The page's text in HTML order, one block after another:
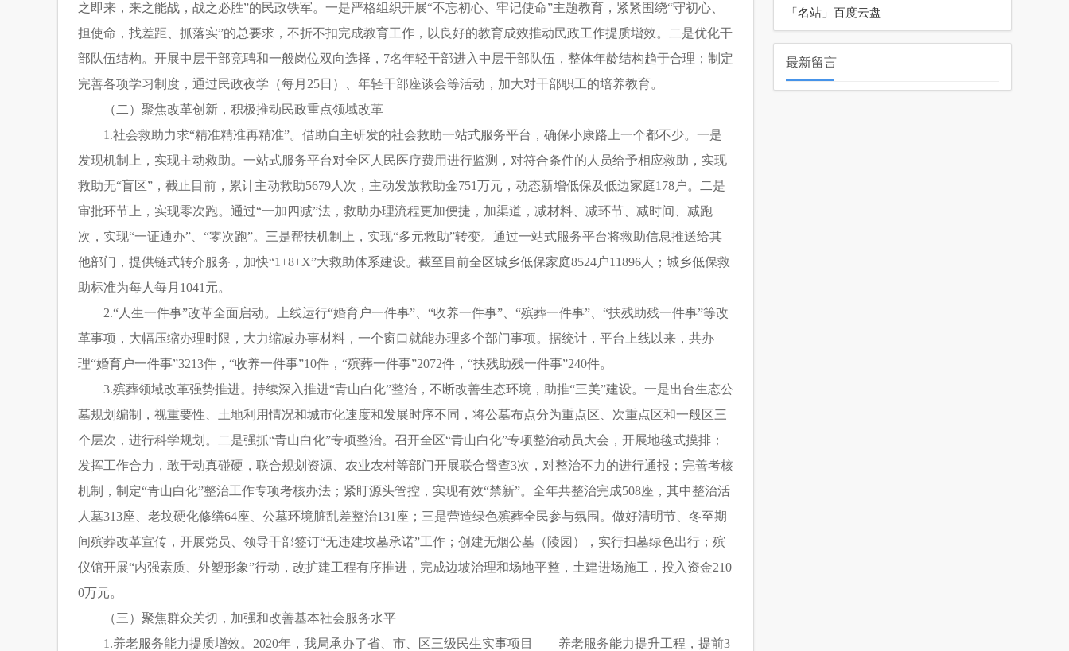
之即来，来之能战，战之必胜”的民政铁军。一是严格组织开展“不忘初心、牢记使命”主题教育，紧紧围绕“守初心、
担使命，找差距、抓落实”的总要求，不折不扣完成教育工作，以良好的教育成效推动民政工作提质增效。二是优化干
部队伍结构。开展中层干部竞聘和一般岗位双向选择，7名年轻干部进入中层干部队伍，整体年龄结构趋于合理；制定
完善各项学习制度，通过民政夜学（每月25日）、年轻干部座谈会等活动，加大对干部职工的培养教育。
（二）聚焦改革创新，积极推动民政重点领域改革
1.社会救助力求“精准精准再精准”。借助自主研发的社会救助一站式服务平台，确保小康路上一个都不少。一是
发现机制上，实现主动救助。一站式服务平台对全区人民医疗费用进行监测，对符合条件的人员给予相应救助，实现
救助无“盲区”，截止目前，累计主动救助5679人次，主动发放救助金751万元，动态新增低保及低边家庭178户。二是
审批环节上，实现零次跑。通过“一加四减”法，救助办理流程更加便捷，加渠道，减材料、减环节、减时间、减跑
次，实现“一证通办”、“零次跑”。三是帮扶机制上，实现“多元救助”转变。通过一站式服务平台将救助信息推送给其
他部门，提供链式转介服务，加快“1+8+X”大救助体系建设。截至目前全区城乡低保家庭8524户11896人；城乡低保救
助标准为每人每月1041元。
2.“人生一件事”改革全面启动。上线运行“婚育户一件事”、“收养一件事”、“殡葬一件事”、“扶残助残一件事”等改
革事项，大幅压缩办理时限，大力缩减办事材料，一个窗口就能办理多个部门事项。据统计，平台上线以来，共办
理“婚育户一件事”3213件，“收养一件事”10件，“殡葬一件事”2072件，“扶残助残一件事”240件。
3.殡葬领域改革强势推进。持续深入推进“青山白化”整治，不断改善生态环境，助推“三美”建设。一是出台生态公
墓规划编制，视重要性、土地利用情况和城市化速度和发展时序不同，将公墓布点分为重点区、次重点区和一般区三
个层次，进行科学规划。二是强抓“青山白化”专项整治。召开全区“青山白化”专项整治动员大会，开展地毯式摸排；
发挥工作合力，敢于动真碰硬，联合规划资源、农业农村等部门开展联合督查3次，对整治不力的进行通报；完善考核
机制，制定“青山白化”整治工作专项考核办法；紧盯源头管控，实现有效“禁新”。全年共整治完成508座，其中整治活
人墓313座、老坟硬化修缮64座、公墓环境脏乱差整治131座；三是营造绿色殡葬全民参与氛围。做好清明节、冬至期
间殡葬改革宣传，开展党员、领导干部签订“无违建坟墓承诺”工作；创建无烟公墓（陵园），实行扫墓绿色出行；殡
仪馆开展“内强素质、外塑形象”行动，改扩建工程有序推进，完成边坡治理和场地平整，土建进场施工，投入资金210
0万元。
（三）聚焦群众关切，加强和改善基本社会服务水平
1.养老服务能力提质增效。2020年，我局承办了省、市、区三级民生实事项目——养老服务能力提升工程，提前3
「名站」 百度云盘
最新留言